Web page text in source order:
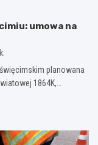
umowa na
planowana
1864K,…